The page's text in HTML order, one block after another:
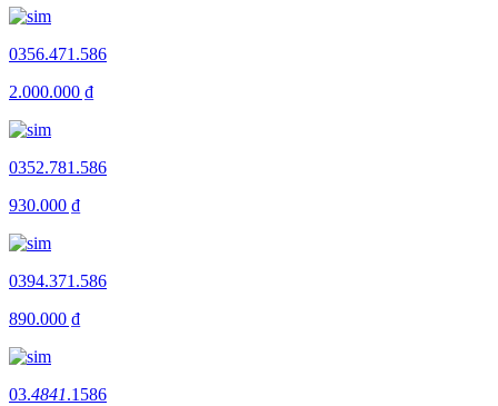
0356.471.586
2.000.000 ₫
0352.781.586
930.000 ₫
0394.371.586
890.000 ₫
03.4841.1586